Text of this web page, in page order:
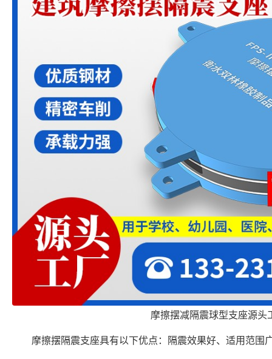
摩擦摆减隔震球型支座源头
摩擦摆隔震支座具有以下优点：隔震效果好、适用范围